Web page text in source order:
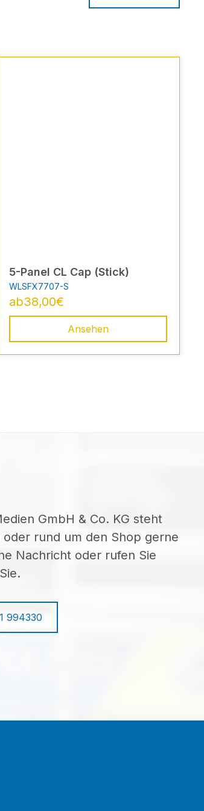
5-Panel CL Cap (Stick)
WLSFX7707-S
ab38,00€
Ansehen
GmbH & Co. KG steht
rund um den Shop gerne
Nachricht oder rufen Sie
994330